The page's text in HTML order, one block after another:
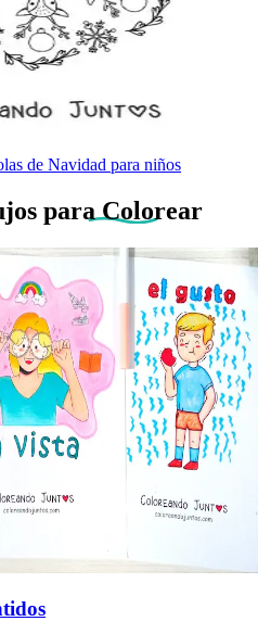
de Navidad para niños
para Colorear